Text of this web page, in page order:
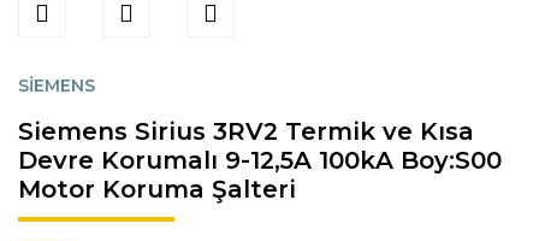
SİEMENS
Siemens Sirius 3RV2 Termik ve Kısa
Devre Korumalı 9-12,5A 100kA Boy:S00
Motor Koruma Şalteri